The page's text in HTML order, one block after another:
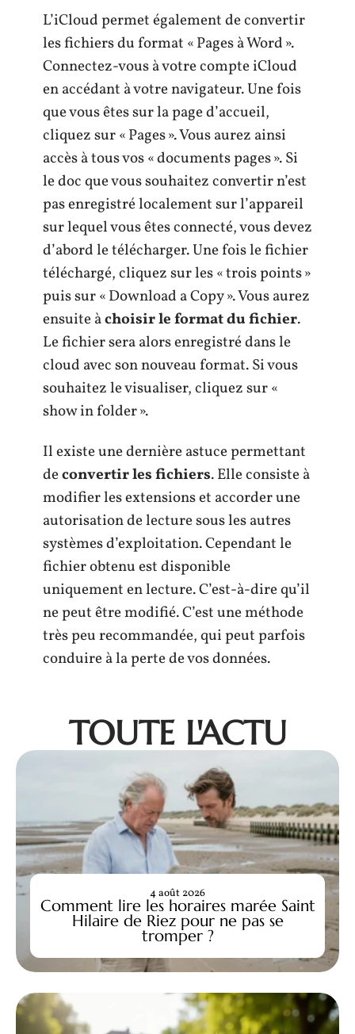
L’iCloud permet également de convertir
les fichiers du format « Pages à Word ».
Connectez-vous à votre compte iCloud
en accédant à votre navigateur. Une fois
que vous êtes sur la page d’accueil,
cliquez sur « Pages ». Vous aurez ainsi
accès à tous vos « documents pages ». Si
le doc que vous souhaitez convertir n’est
pas enregistré localement sur l’appareil
sur lequel vous êtes connecté, vous devez
d’abord le télécharger. Une fois le fichier
téléchargé, cliquez sur les « trois points »
puis sur « Download a Copy ». Vous aurez
ensuite àchoisir le format du fichier.
Le fichier sera alors enregistré dans le
cloud avec son nouveau format. Si vous
souhaitez le visualiser, cliquez sur «
show in folder ».
Il existe une dernière astuce permettant
deconvertir les fichiers. Elle consiste à
modifier les extensions et accorder une
autorisation de lecture sous les autres
systèmes d’exploitation. Cependant le
fichier obtenu est disponible
uniquement en lecture. C’est-à-dire qu’il
ne peut être modifié. C’est une méthode
très peu recommandée, qui peut parfois
conduire à la perte de vos données.
TOUTE L'ACTU
Comment lire les horaires marée Saint
Hilaire de Riez pour ne pas se
tromper ?
4 août 2026